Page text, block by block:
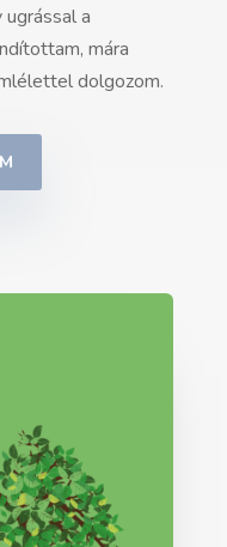
ugrással a
mára
dolgozom.